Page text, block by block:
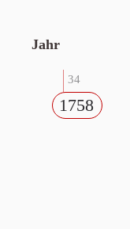
Jahr
34
1758